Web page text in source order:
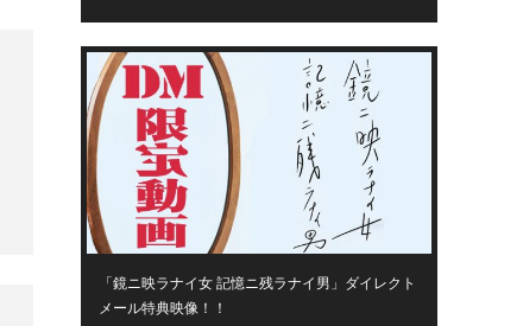
「鏡ニ映ラナイ女 記憶ニ残ラナイ男」ダイレクト
メール特典映像！！